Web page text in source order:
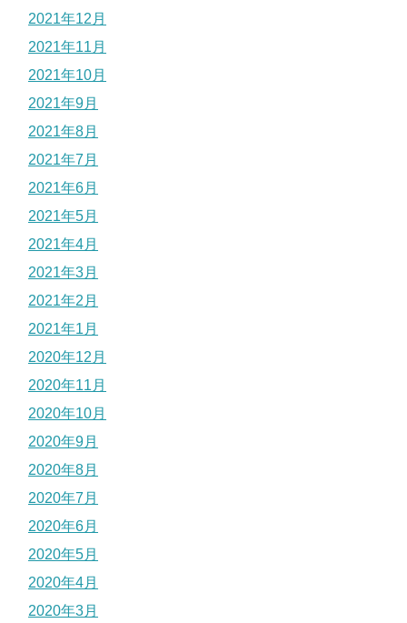
2021年12月
2021年11月
2021年10月
2021年9月
2021年8月
2021年7月
2021年6月
2021年5月
2021年4月
2021年3月
2021年2月
2021年1月
2020年12月
2020年11月
2020年10月
2020年9月
2020年8月
2020年7月
2020年6月
2020年5月
2020年4月
2020年3月